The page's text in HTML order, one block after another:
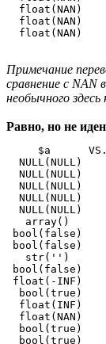
float(NAN)
float(NAN)
Примечание
сравнение с NAN
необычного здесь
Равно, но не
$a
NULL(NULL)
NULL(NULL)
NULL(NULL)
NULL(NULL)
NULL(NULL)
array()
bool(false)
bool(false)
str('')
bool(false)
float(-INF)
bool(true)
float(INF)
float(NAN)
bool(true)
bool(true)